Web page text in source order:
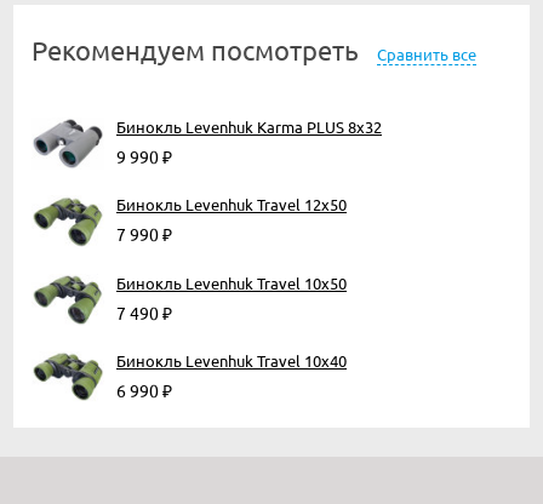
Рекомендуем посмотреть Сравнить все
Бинокль Levenhuk Karma PLUS 8x32
9 990₽
Бинокль Levenhuk Travel 12x50
7 990₽
Бинокль Levenhuk Travel 10x50
7 490₽
Бинокль Levenhuk Travel 10x40
6 990₽